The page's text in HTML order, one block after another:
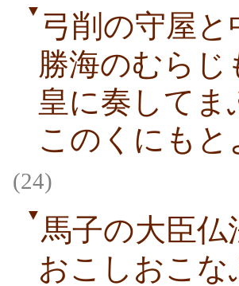
▼ 弓削の守屋と
勝海のむらじ
皇に奏してま
このくにも
(24)
▼ 馬子の大臣仏
おこしおこ